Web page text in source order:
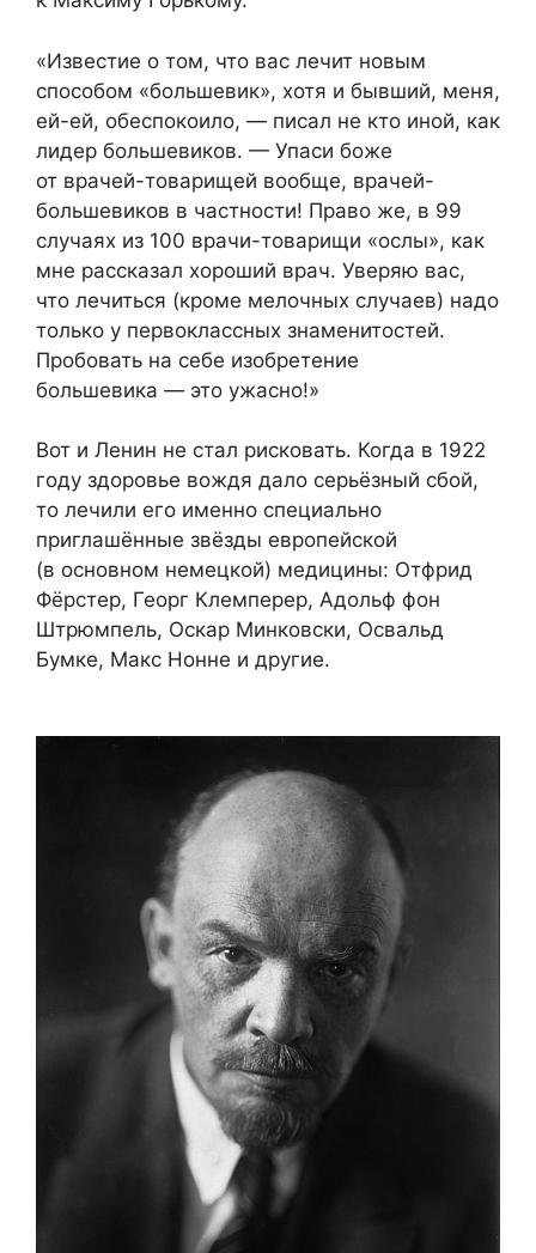
«Известие о том, что вас лечит новым
способом «большевик», хотя и бывший, меня,
ей-ей, обеспокоило, — писал не кто иной, как
лидер большевиков. — Упаси боже
от врачей-товарищей вообще, врачей-
большевиков в частности! Право же, в 99
случаях из 100 врачи-товарищи «ослы», как
мне рассказал хороший врач. Уверяю вас,
что лечиться (кроме мелочных случаев) надо
только у первоклассных знаменитостей.
Пробовать на себе изобретение
большевика — это ужасно!»
Вот и Ленин не стал рисковать. Когда в 1922
году здоровье вождя дало серьёзный сбой,
то лечили его именно специально
приглашённые звёзды европейской
(в основном немецкой) медицины: Отфрид
Фёрстер, Георг Клемперер, Адольф фон
Штрюмпель, Оскар Минковски, Освальд
Бумке, Макс Нонне и другие.